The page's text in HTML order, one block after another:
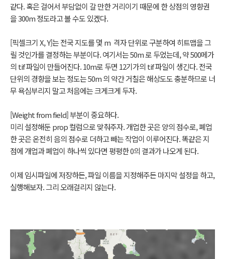
같다. 혹은 걸어서 부담없이 갈 만한 거리이기 때문에 한 상점의 영향권
을 300m 정도라고 볼 수도 있겠다.
[픽셀크기 X, Y]는 전국 지도를 몇 m 격자 단위로 구분하여 히트맵을 그
릴 것인가를 결정하는 부분이다. 여기서는 50m 로 두었는데, 약 500메가
의 tif 파일이 만들어진다. 10m로 두면 12기가의 tif 파일이 생긴다. 전국
단위의 경향을 보는 정도는 50m 의 약간 거칠은 해상도도 충분하므로 너
무 욕심부리지 말고 처음에는 크게크게 두자.
[Weight from field] 부분이 중요하다.
미리 설정해둔 prop 컬럼으로 맞춰주자. 개업한 곳은 양의 점수로, 폐업
한 곳은 온전히 음의 점수로 더하고 빼는 작업이 이루어진다. 똑같은 지
점에 개업과 폐업이 하나씩 있다면 평평한 0의 결과가 나오게 된다.
이제 임시파일에 저장하든, 파일 이름을 지정해주든 마지막 설정을 하고,
실행해보자. 그리 오래걸리지 않는다.